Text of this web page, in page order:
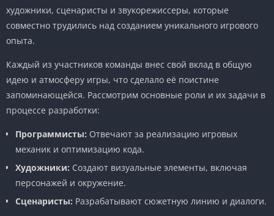
художники, сценаристы и звукорежиссеры, которые
совместно трудились над созданием уникального игрового
опыта.
Каждый из участников команды внес свой вклад в общую
идею и атмосферу игры, что сделало её поистине
запоминающейся. Рассмотрим основные роли и их задачи в
процессе разработки:
Программисты: Отвечают за реализацию игровых
механик и оптимизацию кода.
Художники: Создают визуальные элементы, включая
персонажей и окружение.
Сценаристы: Разрабатывают сюжетную линию и диалоги.